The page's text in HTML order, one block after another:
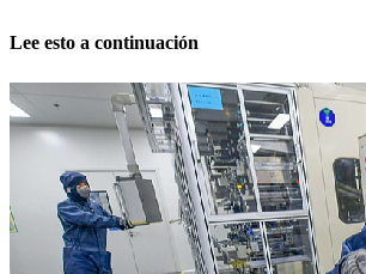
Lee esto a continuación